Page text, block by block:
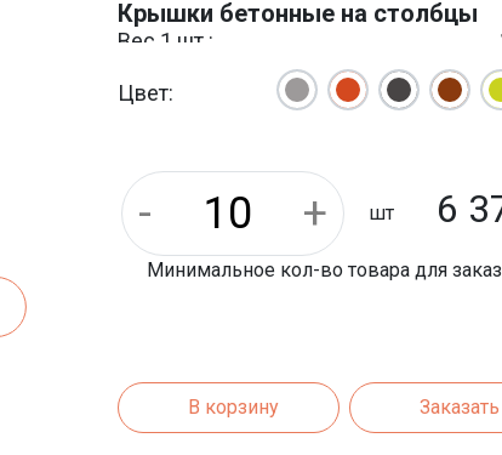
Крышки бетонные на столбцы
Вес 1 шт.:
Ширина:
Цвет:
шт 6
Минимальное кол-во товара для
В корзину Заказать